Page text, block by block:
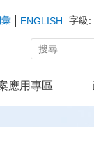
ENGLISH 字級:
應用專區